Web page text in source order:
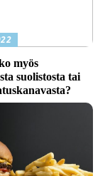
myös
suolistosta tai